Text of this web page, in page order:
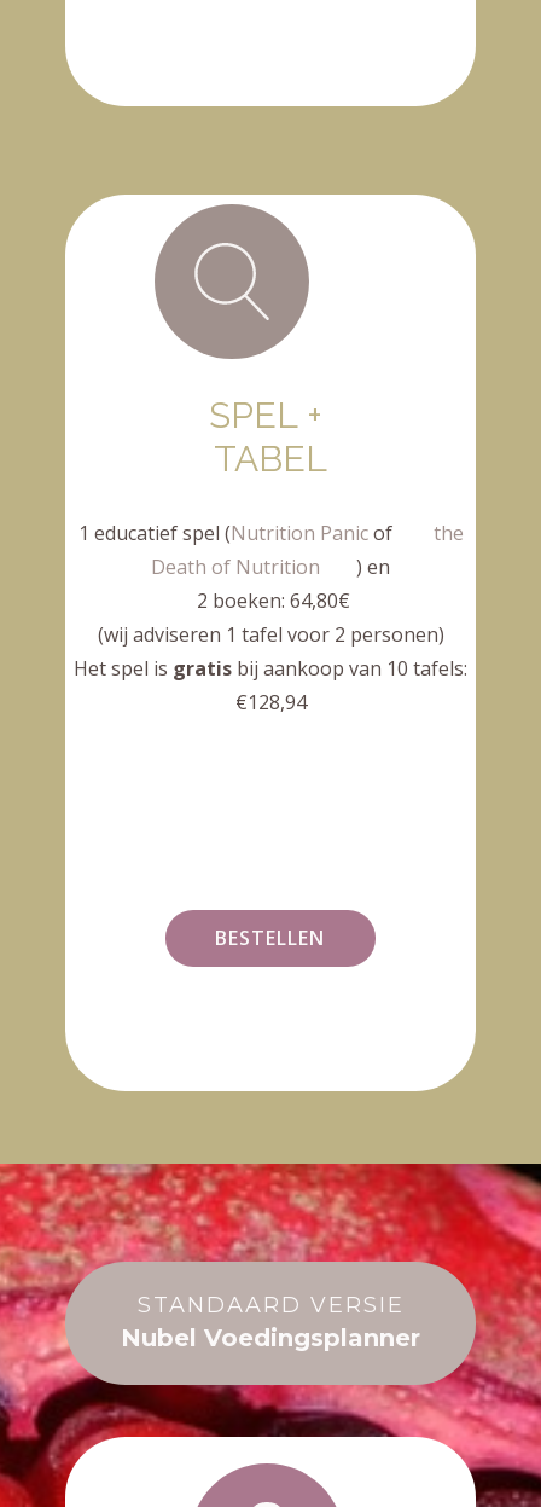
SPEL +
TABEL
1 educatief spel (Nutrition Panicof
the
Death of Nutrition
) en
2 boeken: 64,80€
(wij adviseren 1 tafel voor 2 personen)
Het spel is gratis bij aankoop van 10 tafels:
€128,94
BESTELLEN
STANDAARD VERSIE
Nubel Voedingsplanner